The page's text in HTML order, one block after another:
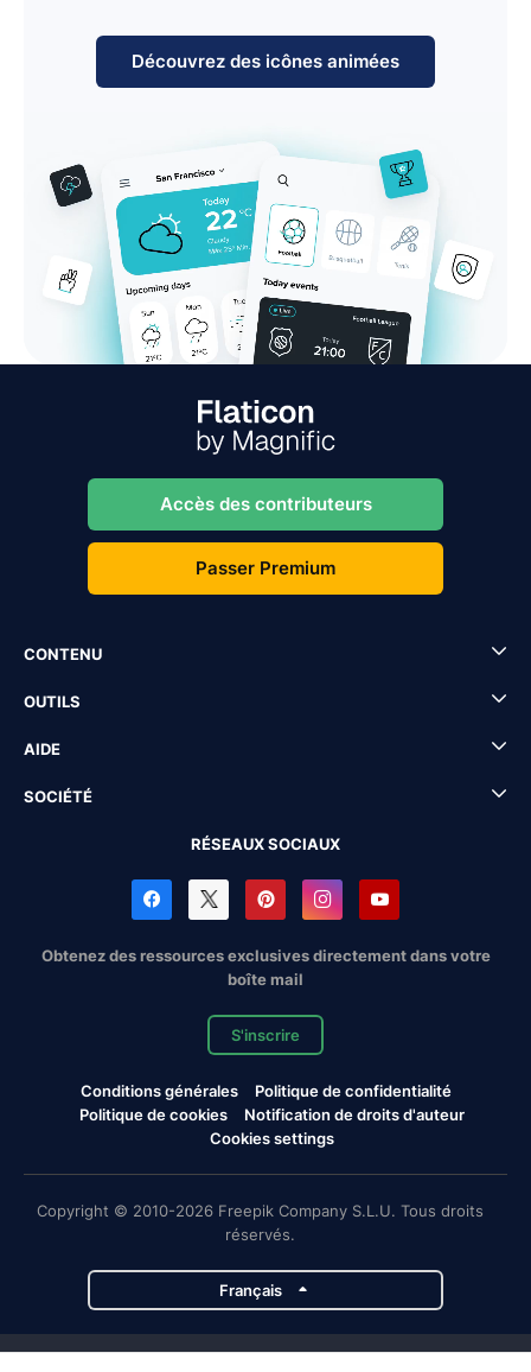
Découvrez des icônes animées
Accès des contributeurs
Passer Premium
CONTENU
OUTILS
AIDE
SOCIÉTÉ
RÉSEAUX SOCIAUX
Obtenez des ressources exclusives directement dans votre
boîte mail
S'inscrire
Conditions générales
Politique de confidentialité
Politique de cookies
Notification de droits d'auteur
Cookies settings
Copyright © 2010-2026 Freepik Company S.L.U. Tous droits
réservés.
Français